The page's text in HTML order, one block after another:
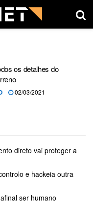
os detalhes do
02/03/2021
direto vai proteger a
e hackeia outra
ser humano